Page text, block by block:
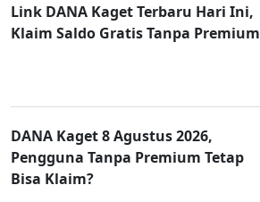
Link DANA Kaget Terbaru Hari Ini,
Klaim Saldo Gratis Tanpa Premium
DANA Kaget 8 Agustus 2026,
Pengguna Tanpa Premium Tetap
Bisa Klaim?